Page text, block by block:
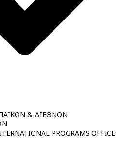
& ΔΙΕΘΝΩΝ
PROGRAMS OFFICE